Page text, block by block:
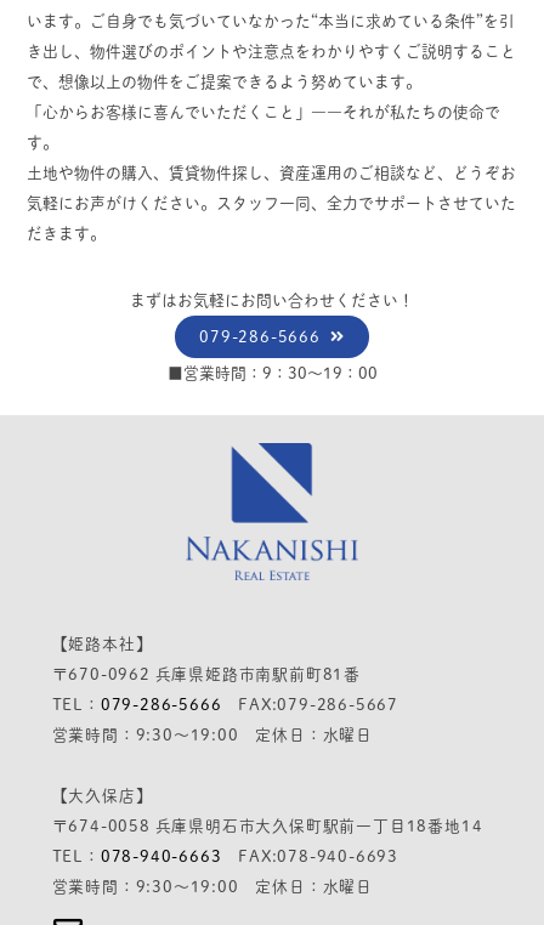
います。ご自身でも気づいていなかった“本当に求めている条件”を引
き出し、物件選びのポイントや注意点をわかりやすくご説明すること
で、想像以上の物件をご提案できるよう努めています。
「心からお客様に喜んでいただくこと」――それが私たちの使命で
す。
土地や物件の購入、賃貸物件探し、資産運用のご相談など、どうぞお
気軽にお声がけください。スタッフ一同、全力でサポートさせていた
だきます。
まずはお気軽にお問い合わせください！
079-286-5666
■営業時間：9：30～19：00
【姫路本社】
〒670-0962 兵庫県姫路市南駅前町81番
TEL： 079-286-5666
FAX:079-286-5667
営業時間：9:30～19:00 定休日：水曜日
【大久保店】
〒674-0058 兵庫県明石市大久保町駅前一丁目18番地14
TEL： 078-940-6663
FAX:078-940-6693
営業時間：9:30～19:00 定休日：水曜日